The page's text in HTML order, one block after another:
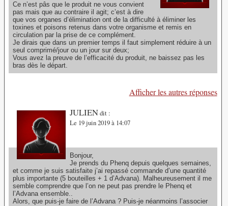
Ce n’est pâs que le produit ne vous convient
pas mais que au contraire il agit; c’est à dire
que vos organes d’élimination ont de la difficulté à éliminer les
toxines et poisons retenus dans votre organisme et remis en
circulation par la prise de ce complément.
Je dirais que dans un premier temps il faut simplement réduire à un
seul comprimé/jour ou un jour sur deux;
Vous avez la preuve de l’efficacité du produit, ne baissez pas les
bras dès le départ.
Afficher les autres réponses
JULIENdit :
Le 19 juin 2019 à 14:07
Bonjour,
Je prends du Phenq depuis quelques semaines,
et comme je suis satisfaite j’ai repassé commande d’une quantité
plus importante (5 bouteilles + 1 d’Advana). Malheureusement il me
semble comprendre que l’on ne peut pas prendre le Phenq et
l’Advana ensemble..
Alors, que puis-je faire de l’Advana ? Puis-je néanmoins l’associer